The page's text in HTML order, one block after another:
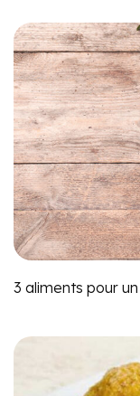
3 aliments pour